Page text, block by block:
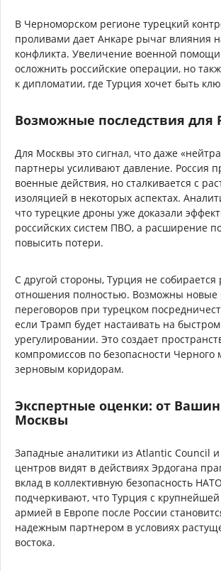
В Черноморском регионе турецкий
проливами дает Анкаре рычаг влияния
конфликта. Увеличение военной
осложнить российские операции, но
к дипломатии, где Турция хочет быть
Возможные последствия для
Для Москвы это сигнал, что даже
партнеры усиливают давление. Россия
военные действия, но сталкивается с
изоляцией в некоторых аспектах.
что турецкие дроны уже доказали
российских систем ПВО, а расширение
повысить потери.
С другой стороны, Турция не собирается
отношения полностью. Возможны новые
переговоров при турецком
если Трамп будет настаивать на быстром
урегулировании. Это создает
компромиссов по безопасности Черного
зерновым коридорам.
Экспертные оценки: от
Москвы
Западные аналитики из Atlantic Council
центров видят в действиях Эрдогана
вклад в коллективную безопасность
подчеркивают, что Турция с крупнейшей
армией в Европе после России
надежным партнером в условиях
востока.